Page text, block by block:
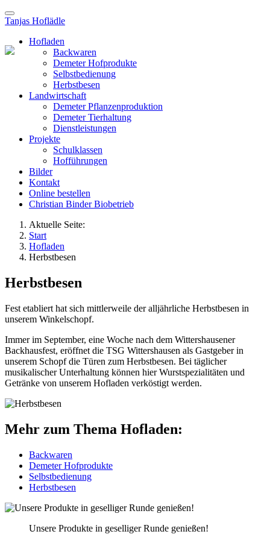
Tanjas Hoflädle
Hofladen
Backwaren
Demeter Hofprodukte
Selbstbedienung
Herbstbesen
Landwirtschaft
Demeter Pflanzenproduktion
Demeter Tierhaltung
Dienstleistungen
Projekte
Schulklassen
Hofführungen
Bilder
Kontakt
Online bestellen
Christian Binder Biobetrieb
Aktuelle Seite:
Start
Hofladen
Herbstbesen
Herbstbesen
Fest etabliert hat sich mittlerweile der alljährliche Herbstbesen in
unserem Winkelschopf.
Immer im September, eine Woche nach dem Wittershausener
Backhausfest, eröffnet die TSG Wittershausen als Gastgeber in
unserem Schopf die Türen zum Herbstbesen. Bei täglicher
musikalischer Unterhaltung können hier Wurstspezialitäten und
Getränke von unserem Hofladen verköstigt werden.
Mehr zum Thema Hofladen:
Backwaren
Demeter Hofprodukte
Selbstbedienung
Herbstbesen
Unsere Produkte in geselliger Runde genießen!